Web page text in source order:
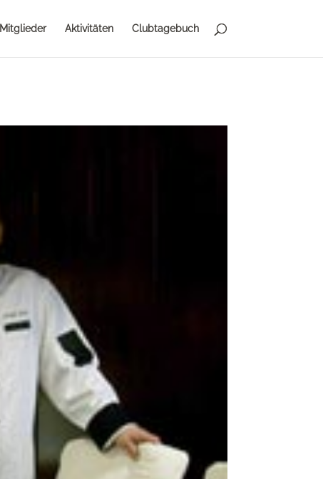
Mitglieder Aktivitäten Clubtagebuch